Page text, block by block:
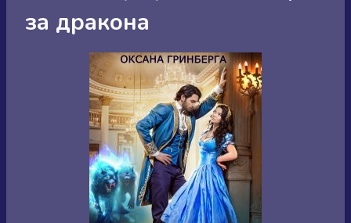
за дракона